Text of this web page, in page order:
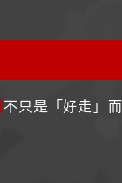
不只是「好走」